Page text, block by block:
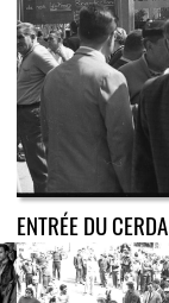
ENTRÉE DU CERDA